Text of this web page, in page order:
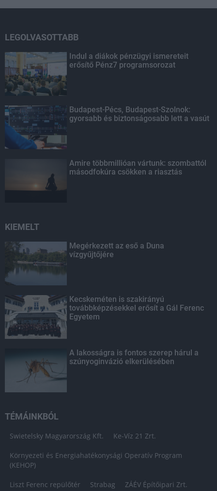
LEGOLVASOTTABB
Indul a diákok pénzügyi ismereteit
erősítő Pénz7 programsorozat
Budapest-Pécs, Budapest-Szolnok:
gyorsabb és biztonságosabb lett a vasút
Amire többmillióan vártunk: szombattól
másodfokúra csökken a riasztás
KIEMELT
Megérkezett az eső a Duna
vízgyűjtőjére
Kecskeméten is szakirányú
továbbképzésekkel erősít a Gál Ferenc
Egyetem
A lakosságra is fontos szerep hárul a
szúnyoginvázió elkerülésében
TÉMÁINKBÓL
Swietelsky Magyarország Kft. Ke-Víz 21 Zrt.
Környezeti és Energiahatékonysági Operatív Program
(KEHOP)
Liszt Ferenc repülőtér Strabag ZÁÉV Építőipari Zrt.